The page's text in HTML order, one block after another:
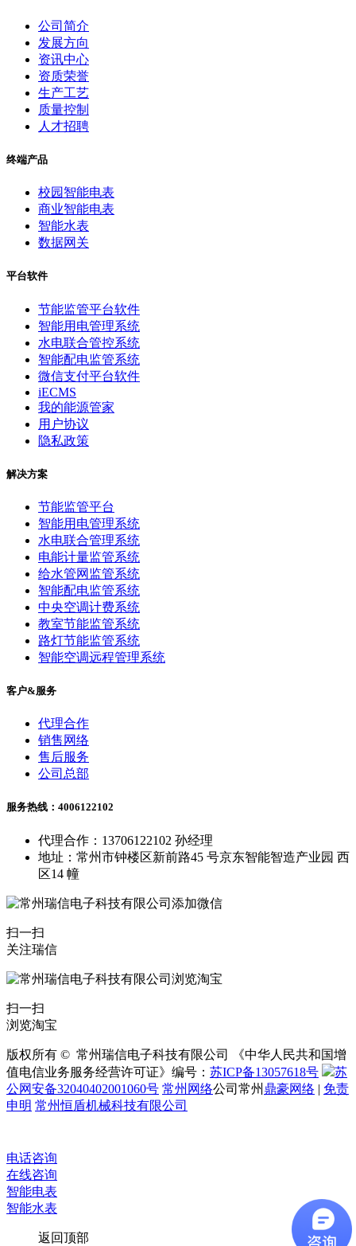
公司简介
发展方向
资讯中心
资质荣誉
生产工艺
质量控制
人才招聘
终端产品
校园智能电表
商业智能电表
智能水表
数据网关
平台软件
节能监管平台软件
智能用电管理系统
水电联合管控系统
智能配电监管系统
微信支付平台软件
iECMS
我的能源管家
用户协议
隐私政策
解决方案
节能监管平台
智能用电管理系统
水电联合管理系统
电能计量监管系统
给水管网监管系统
智能配电监管系统
中央空调计费系统
教室节能监管系统
路灯节能监管系统
智能空调远程管理系统
客户&服务
代理合作
销售网络
售后服务
公司总部
服务热线：4006122102
代理合作：13706122102 孙经理
地址：常州市钟楼区新前路45 号京东智能智造产业园 西
区14 幢
扫一扫
关注瑞信
扫一扫
浏览淘宝
版权所有 © 常州瑞信电子科技有限公司 《中华人民共和国增
值电信业务服务经营许可证》编号： 苏ICP备13057618号
苏
公网安备32040402001060号 常州网络公司常州 鼎豪网络 | 免责
申明 常州恒盾机械科技有限公司
电话咨询
在线咨询
智能电表
智能水表
返回顶部